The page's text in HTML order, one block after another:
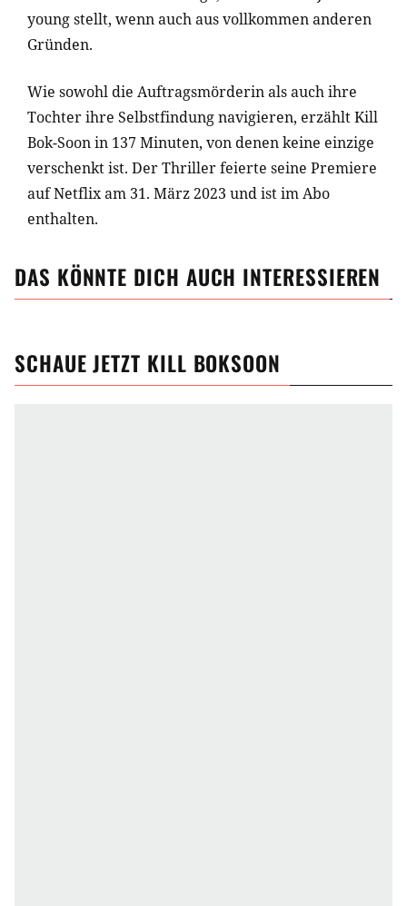
young stellt, wenn auch aus vollkommen anderen
Gründen.
Wie sowohl die Auftragsmörderin als auch ihre
Tochter ihre Selbstfindung navigieren, erzählt Kill
Bok-Soon in 137 Minuten, von denen keine einzige
verschenkt ist. Der Thriller feierte seine Premiere
auf Netflix am 31. März 2023 und ist im Abo
enthalten.
DAS KÖNNTE DICH AUCH INTERESSIEREN
SCHAUE JETZT KILL BOKSOON